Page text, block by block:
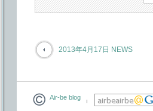
2013年4月17日 NEWS
Air-be blog